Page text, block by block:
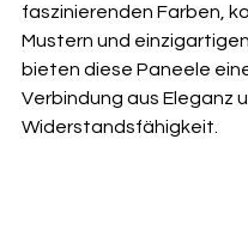
faszinierenden Farben,
Mustern und
bieten diese Paneele
Verbindung aus Eleganz
Widerstandsfähigkeit.